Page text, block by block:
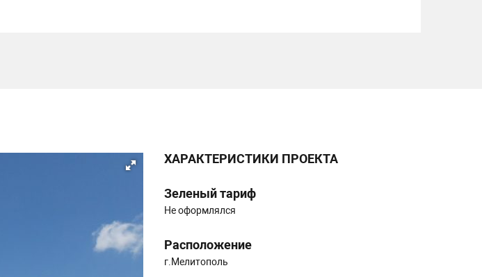
ХАРАКТЕРИСТИКИ ПРОЕКТА
Зеленый тариф
Не оформлялся
Расположение
г.Мелитополь